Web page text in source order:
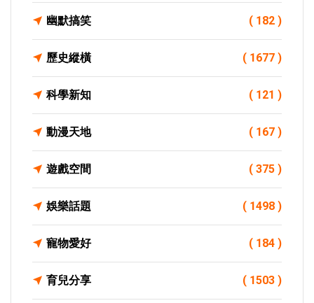
幽默搞笑 ( 182 )
歷史縱橫 ( 1677 )
科學新知 ( 121 )
動漫天地 ( 167 )
遊戲空間 ( 375 )
娛樂話題 ( 1498 )
寵物愛好 ( 184 )
育兒分享 ( 1503 )